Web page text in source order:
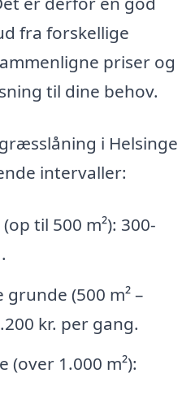
fra forskellige
priser og
til dine behov.
i Helsinge
intervaller:
til 500 m²): 300-
(500 m² –
kr. per gang.
(over 1.000 m²):